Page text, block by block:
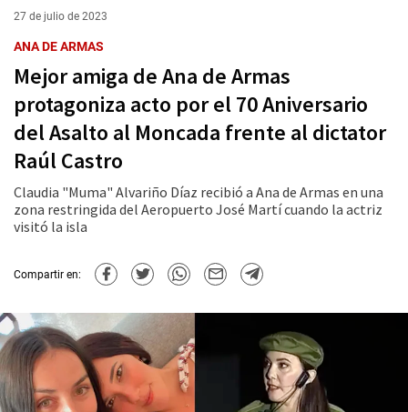
27 de julio de 2023
ANA DE ARMAS
Mejor amiga de Ana de Armas
protagoniza acto por el 70 Aniversario
del Asalto al Moncada frente al dictator
Raúl Castro
Claudia "Muma" Alvariño Díaz recibió a Ana de Armas en una
zona restringida del Aeropuerto José Martí cuando la actriz
visitó la isla
Compartir en: